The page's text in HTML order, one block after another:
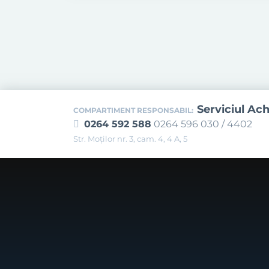
COMPARTIMENT RESPONSABIL: Serviciul
0264 592 588 0264 596 030 / 4402
Str. Moţilor nr. 3, cam. 4, 4 A, 5